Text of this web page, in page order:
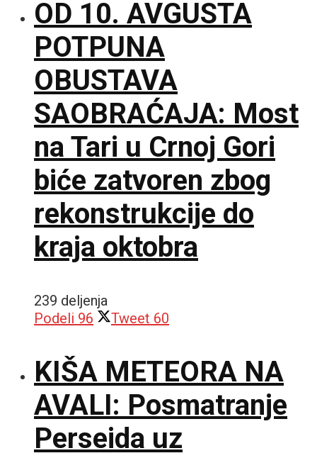
OD 10. AVGUSTA
POTPUNA
OBUSTAVA
SAOBRAĆAJA: Most
na Tari u Crnoj Gori
biće zatvoren zbog
rekonstrukcije do
kraja oktobra
239 deljenja
Podeli 96 Tweet 60
KIŠA METEORA NA
AVALI: Posmatranje
Perseida uz